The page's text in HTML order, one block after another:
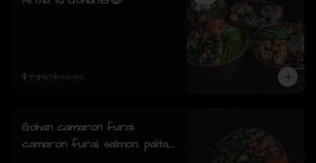
$7.990$9.290
Gohan camaron furai:
camaron furai, salmon, palta,